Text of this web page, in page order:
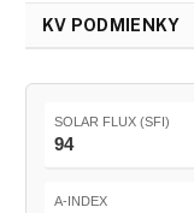
KV PODMIENKY
SOLAR FLUX (SFI)
94
A-INDEX